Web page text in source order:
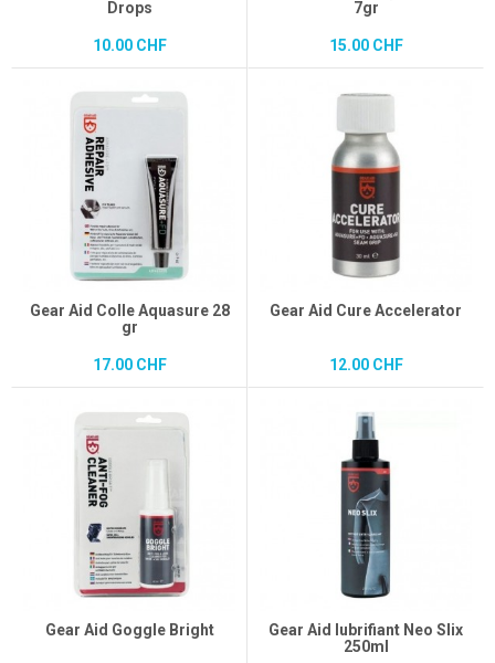
Drops
10.00 CHF
7gr
15.00 CHF
Gear Aid Colle Aquasure 28
gr
17.00 CHF
Gear Aid Cure Accelerator
12.00 CHF
Gear Aid Goggle Bright
Gear Aid lubrifiant Neo Slix
250ml